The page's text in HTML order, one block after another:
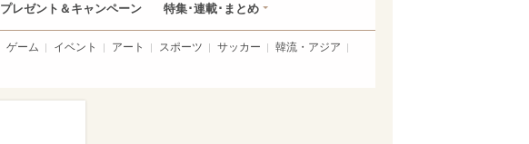
プレゼント＆キャンペーン 特集･連載･まとめ
ゲーム イベント アート スポーツ サッカー
韓流・アジア